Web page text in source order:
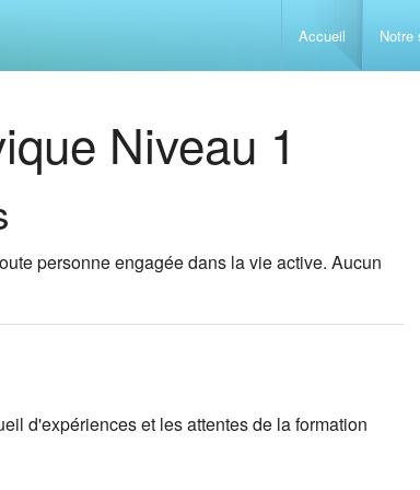
Accueil Notre
Accueillir
Initiation
Les
Niveau 1
personne engagée dans la vie active. Aucun
d'expériences et les attentes de la formation